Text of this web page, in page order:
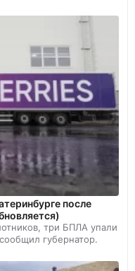
после
три БПЛА упали
губернатор.